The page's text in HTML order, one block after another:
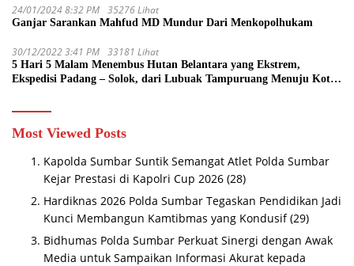
24/01/2024 8:32 PM 35276 Lihat
Ganjar Sarankan Mahfud MD Mundur Dari Menkopolhukam
30/12/2022 3:41 PM 33181 Lihat
5 Hari 5 Malam Menembus Hutan Belantara yang Ekstrem,
Ekspedisi Padang – Solok, dari Lubuak Tampuruang Menuju Koto
Most Viewed Posts
Kapolda Sumbar Suntik Semangat Atlet Polda Sumbar
Kejar Prestasi di Kapolri Cup 2026 (28)
Hardiknas 2026 Polda Sumbar Tegaskan Pendidikan Jadi
Kunci Membangun Kamtibmas yang Kondusif (29)
Bidhumas Polda Sumbar Perkuat Sinergi dengan Awak
Media untuk Sampaikan Informasi Akurat kepada